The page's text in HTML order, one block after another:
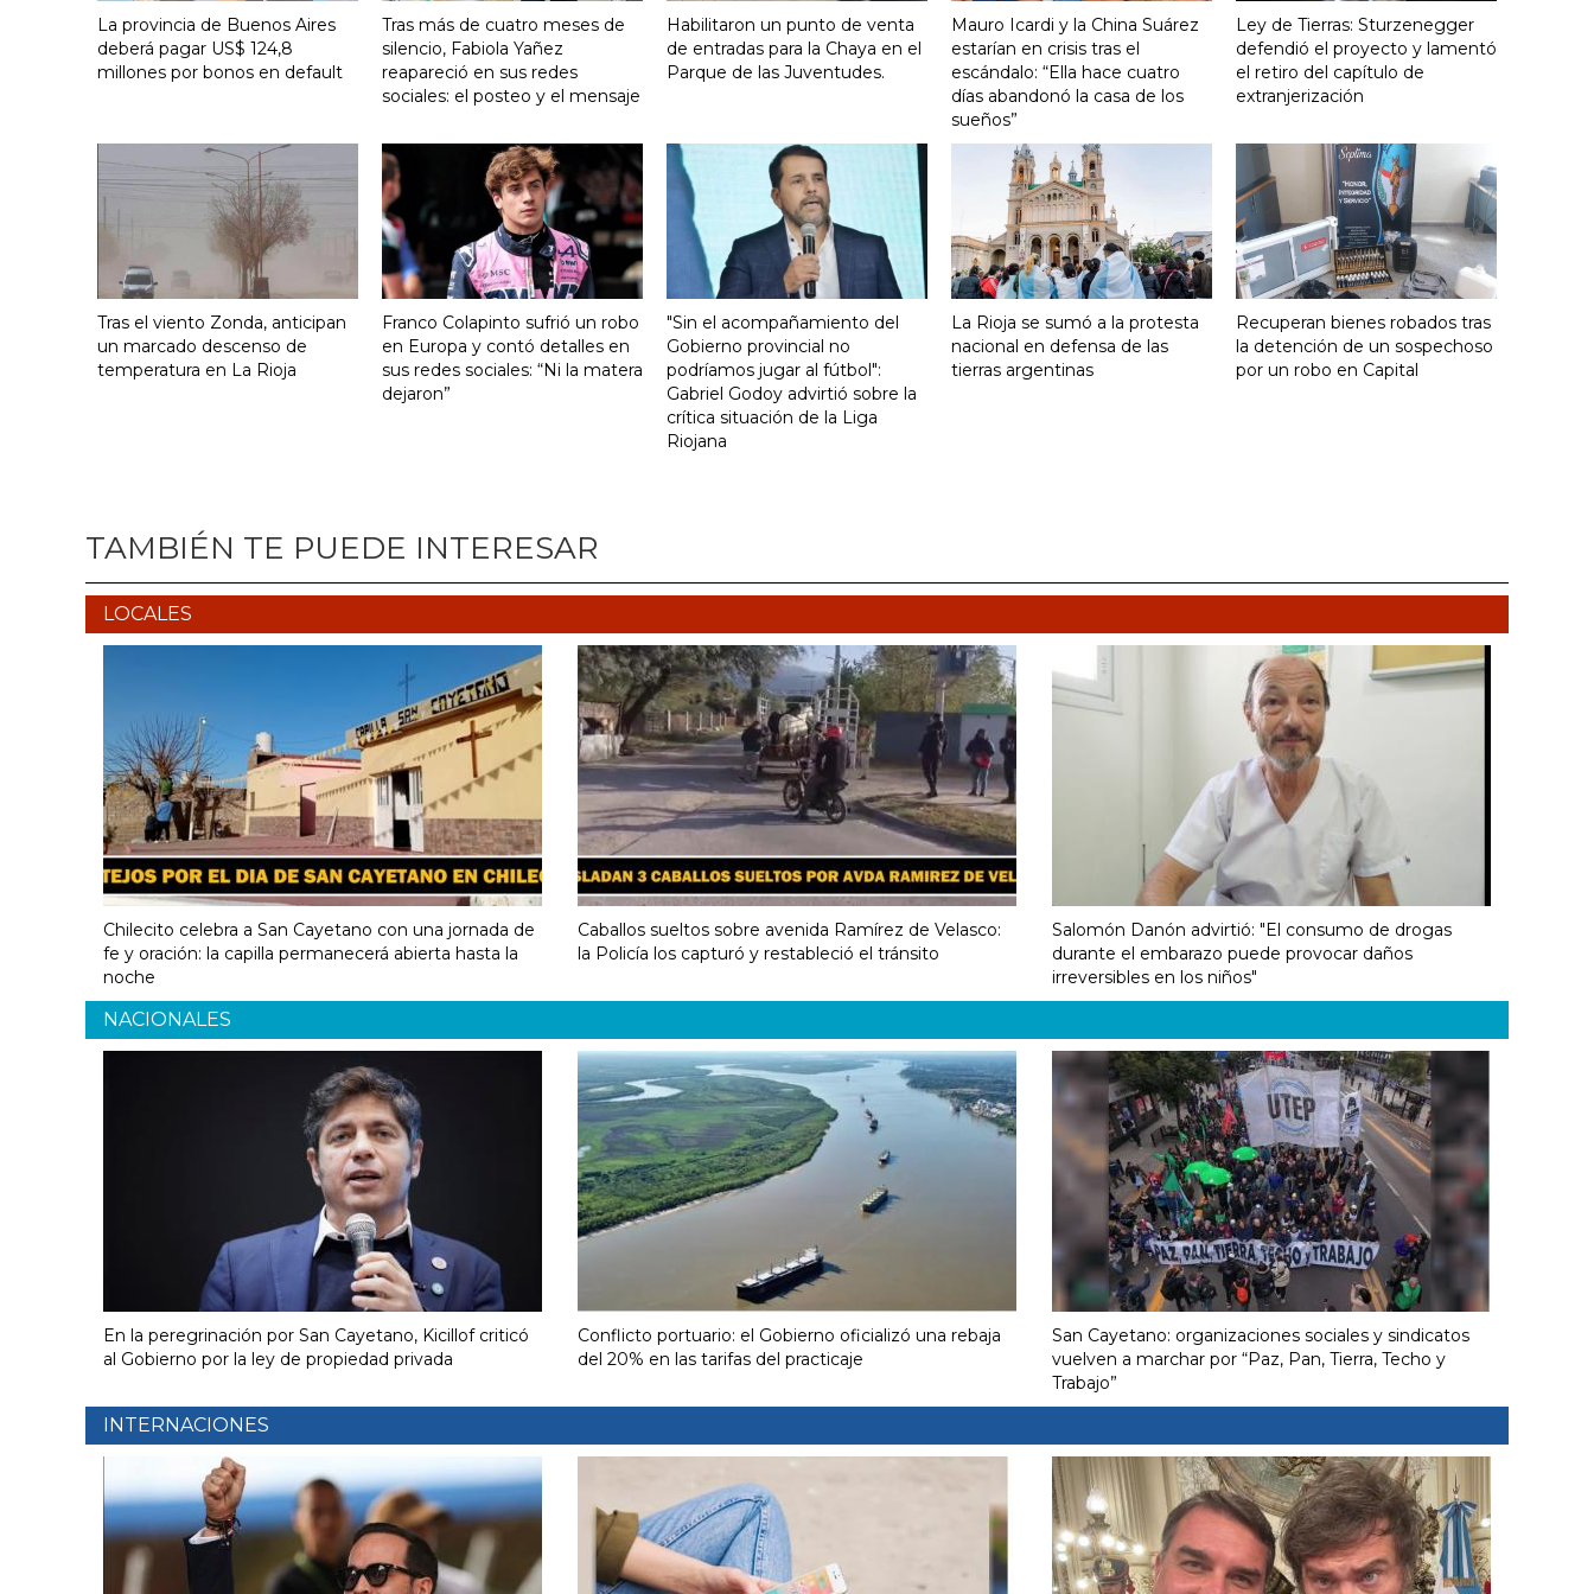
La provincia de Buenos Aires
deberá pagar US$ 124,8
millones por bonos en default
Tras más de cuatro meses de
silencio, Fabiola Yañez
reapareció en sus redes
sociales: el posteo y el mensaje
Habilitaron un punto de venta
de entradas para la Chaya en el
Parque de las Juventudes.
Mauro Icardi y la China Suárez
estarían en crisis tras el
escándalo: “Ella hace cuatro
días abandonó la casa de los
sueños”
Ley de Tierras: Sturzenegger
defendió el proyecto y lamentó
el retiro del capítulo de
extranjerización
Tras el viento Zonda, anticipan
un marcado descenso de
temperatura en La Rioja
Franco Colapinto sufrió un robo
en Europa y contó detalles en
sus redes sociales: “Ni la matera
dejaron”
"Sin el acompañamiento del
Gobierno provincial no
podríamos jugar al fútbol":
Gabriel Godoy advirtió sobre la
crítica situación de la Liga
Riojana
La Rioja se sumó a la protesta
nacional en defensa de las
tierras argentinas
Recuperan bienes robados tras
la detención de un sospechoso
por un robo en Capital
TAMBIÉN TE PUEDE INTERESAR
LOCALES
Chilecito celebra a San Cayetano con una jornada de
fe y oración: la capilla permanecerá abierta hasta la
noche
Caballos sueltos sobre avenida Ramírez de Velasco:
la Policía los capturó y restableció el tránsito
Salomón Danón advirtió: "El consumo de drogas
durante el embarazo puede provocar daños
irreversibles en los niños"
NACIONALES
En la peregrinación por San Cayetano, Kicillof criticó
al Gobierno por la ley de propiedad privada
Conflicto portuario: el Gobierno oficializó una rebaja
del 20% en las tarifas del practicaje
San Cayetano: organizaciones sociales y sindicatos
vuelven a marchar por “Paz, Pan, Tierra, Techo y
Trabajo”
INTERNACIONES